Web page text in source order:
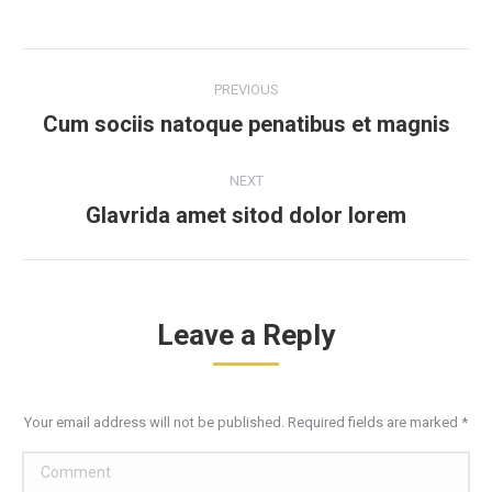
navigation
PREVIOUS
Previous
Cum sociis natoque penatibus et magnis
NEXT
Next
Glavrida amet sitod dolor lorem
Leave a Reply
Your email address will not be published. Required fields are marked *
Comment